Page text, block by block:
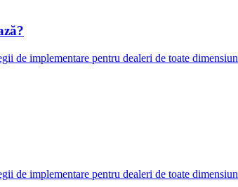
de implementare pentru dealeri de toate
de implementare pentru dealeri de toate